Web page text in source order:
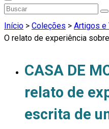
Início > Coleções > Artigos e
O relato de experiência
CASA DE
relato de
escrita de